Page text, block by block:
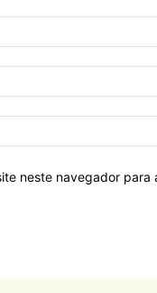
neste navegador